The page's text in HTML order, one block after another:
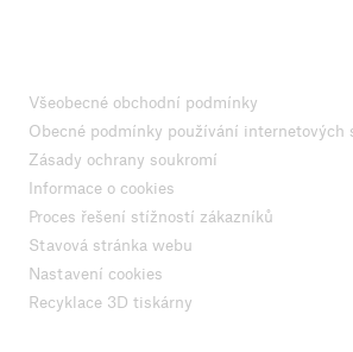
Všeobecné obchodní podmínky
Obecné podmínky používání internetových
Zásady ochrany soukromí
Informace o cookies
Proces řešení stížností zákazníků
Stavová stránka webu
Nastavení cookies
Recyklace 3D tiskárny